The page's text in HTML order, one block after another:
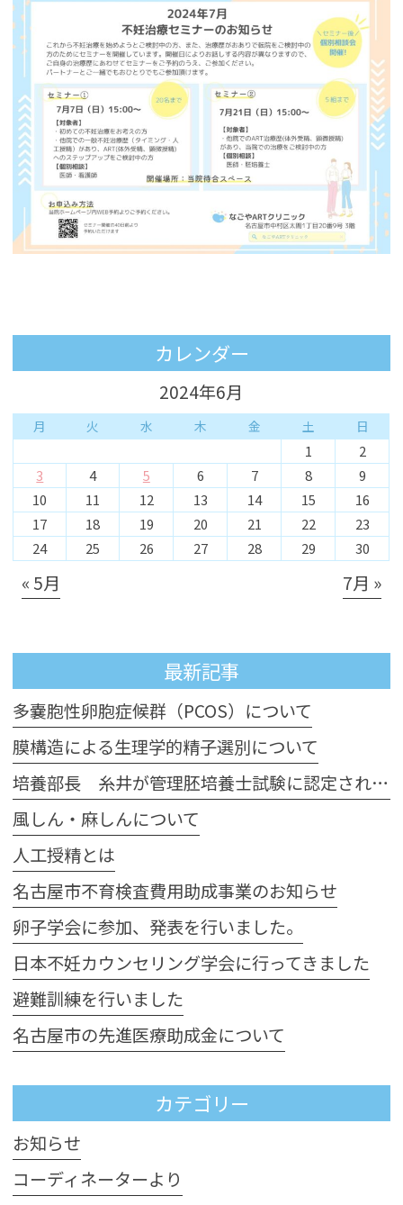
カレンダー
2024年6月
月 火 水 木 金 土 日
1
2
3
4 5 6 7 8
9
10
11 12 13 14 15
16
17
18 19 20 21 22
23
24
25 26 27 28 29 30
« 5月 7月 »
最新記事
多嚢胞性卵胞症候群（PCOS）について
膜構造による生理学的精子選別について
培養部長 糸井が管理胚培養士試験に認定されました
風しん・麻しんについて
人工授精とは
名古屋市不育検査費用助成事業のお知らせ
卵子学会に参加、発表を行いました。
日本不妊カウンセリング学会に行ってきました
避難訓練を行いました
名古屋市の先進医療助成金について
カテゴリー
お知らせ
コーディネーターより